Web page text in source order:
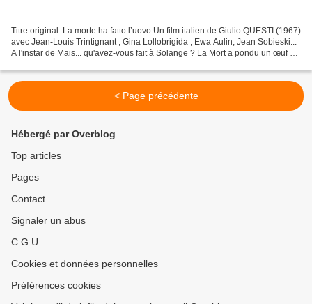
Titre original: La morte ha fatto l’uovo Un film italien de Giulio QUESTI (1967)
avec Jean-Louis Trintignant , Gina Lollobrigida , Ewa Aulin, Jean Sobieski...
A l'instar de Mais... qu'avez-vous fait à Solange ? La Mort a pondu un œuf est
< Page précédente
Hébergé par Overblog
Top articles
Pages
Contact
Signaler un abus
C.G.U.
Cookies et données personnelles
Préférences cookies